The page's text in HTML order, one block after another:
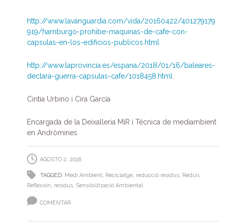
http://www.lavanguardia.com/vida/20160422/401279179
919/hamburgo-prohibe-maquinas-de-cafe-con-
capsulas-en-los-edificios-publicos.html
http://www.laprovincia.es/espana/2018/01/16/baleares-
declara-guerra-capsulas-cafe/1018458.html
Cintia Urbino i Cira García
Encargada de la Deixalleria MiR i Técnica de mediambient
en Andròmines
AGOSTO 2, 2018
TAGGED: Medi Ambient, Reciclatge, reducció residus, Reduir,
Reflexión, residus, Sensibilització Ambiental
COMENTAR